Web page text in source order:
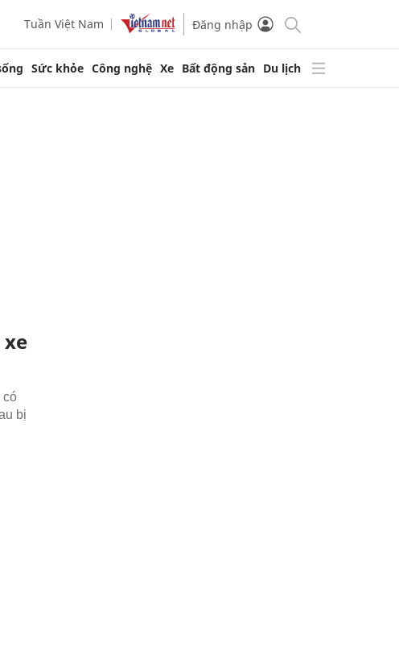
Tuần Việt Nam Đăng nhập
Sức khỏe Công nghệ Xe Bất động sản Du lịch
có
bị